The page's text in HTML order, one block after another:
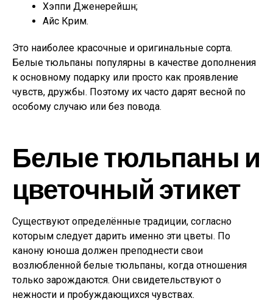
Хэппи Дженерейшн;
Айс Крим.
Это наиболее красочные и оригинальные сорта.
Белые тюльпаны популярны в качестве дополнения
к основному подарку или просто как проявление
чувств, дружбы. Поэтому их часто дарят весной по
особому случаю или без повода.
Белые тюльпаны и
цветочный этикет
Существуют определённые традиции, согласно
которым следует дарить именно эти цветы. По
канону юноша должен преподнести свои
возлюбленной белые тюльпаны, когда отношения
только зарождаются. Они свидетельствуют о
нежности и пробуждающихся чувствах.